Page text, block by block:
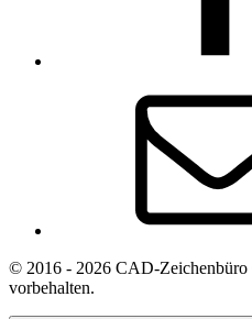
© 2016 - 2026 CAD-
vorbehalten.